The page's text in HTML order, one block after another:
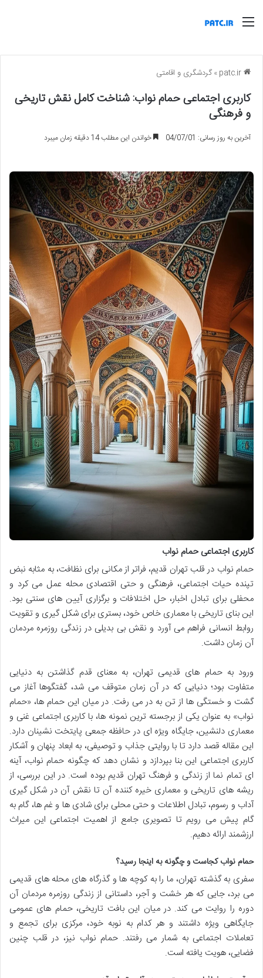
منو
»گردشگری و اقامتی
کاربری اجتماعی حمام نواب: شناخت کامل نقش تاریخی
و فرهنگی
آخرین به روز رسانی: 04/07/01 خواندن این مطلب 14 دقیقه زمان میبرد
کاربری اجتماعی حمام نواب
حمام نواب در قلب تهران قدیم، فراتر از مکانی برای نظافت، به مثابه نبض
تپنده حیات اجتماعی، فرهنگی و حتی اقتصادی محله عمل می کرد و
محفلی برای تبادل اخبار، حل اختلافات و برگزاری آیین های سنتی بود.
این بنای تاریخی با معماری خاص خود، بستری برای شکل گیری و تقویت
روابط انسانی فراهم می آورد و نقش بی بدیلی در زندگی روزمره مردمان
آن زمان داشت.
ورود به حمام های قدیمی تهران، به معنای قدم گذاشتن به دنیایی
متفاوت بود؛ دنیایی که در آن زمان متوقف می شد، گفتگوها آغاز می
گشت و خستگی ها از تن به در می رفت. در میان این حمام ها، «حمام
نواب» به عنوان یکی از برجسته ترین نمونه ها، با کاربری اجتماعی غنی و
معماری دلنشین، جایگاه ویژه ای در حافظه جمعی پایتخت نشینان دارد.
این مقاله قصد دارد تا با روایتی جذاب و توصیفی، به ابعاد پنهان و آشکار
کاربری اجتماعی این بنا بپردازد و نشان دهد که چگونه حمام نواب، آینه
ای تمام نما از زندگی و فرهنگ تهران قدیم بوده است. در این بررسی، از
ریشه های تاریخی و معماری خیره کننده آن تا نقش آن در شکل گیری
آداب و رسوم، تبادل اطلاعات و حتی محلی برای شادی ها و غم ها، گام به
گام پیش می رویم تا تصویری جامع از اهمیت اجتماعی این میراث
ارزشمند ارائه دهیم.
حمام نواب کجاست و چگونه به اینجا رسید؟
سفری به گذشته تهران، ما را به کوچه ها و گذرگاه های محله های قدیمی
می برد، جایی که هر خشت و آجر، داستانی از زندگی روزمره مردمان آن
دوره را روایت می کند. در میان این بافت تاریخی، حمام های عمومی
جایگاهی ویژه داشتند و هر کدام به نوبه خود، مرکزی برای تجمع و
تعاملات اجتماعی به شمار می رفتند. حمام نواب نیز، در قلب چنین
فضایی، هویت یافته است.